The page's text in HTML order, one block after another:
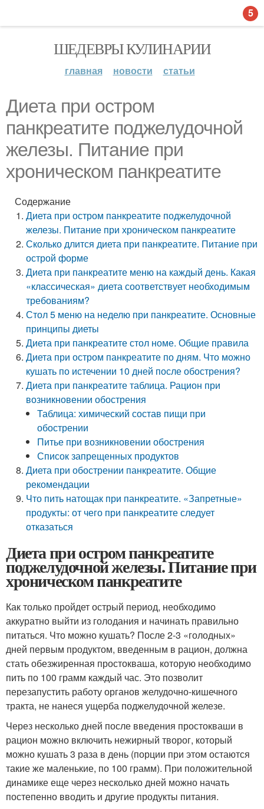
ШЕДЕВРЫ КУЛИНАРИИ
главная новости статьи
Диета при остром
панкреатите поджелудочной
железы. Питание при
хроническом панкреатите
Содержание
Диета при остром панкреатите поджелудочной
железы. Питание при хроническом панкреатите
Сколько длится диета при панкреатите. Питание при
острой форме
Диета при панкреатите меню на каждый день. Какая
«классическая» диета соответствует необходимым
требованиям?
Стол 5 меню на неделю при панкреатите. Основные
принципы диеты
Диета при панкреатите стол номе. Общие правила
Диета при остром панкреатите по дням. Что можно
кушать по истечении 10 дней после обострения?
Диета при панкреатите таблица. Рацион при
возникновении обострения
Таблица: химический состав пищи при
обострении
Питье при возникновении обострения
Список запрещенных продуктов
Диета при обострении панкреатите. Общие
рекомендации
Что пить натощак при панкреатите. «Запретные»
продукты: от чего при панкреатите следует
отказаться
Диета при остром панкреатите
поджелудочной железы. Питание при
хроническом панкреатите
Как только пройдет острый период, необходимо
аккуратно выйти из голодания и начинать правильно
питаться. Что можно кушать? После 2-3 «голодных»
дней первым продуктом, введенным в рацион, должна
стать обезжиренная простокваша, которую необходимо
пить по 100 грамм каждый час. Это позволит
перезапустить работу органов желудочно-кишечного
тракта, не нанеся ущерба поджелудочной железе.
Через несколько дней после введения простокваши в
рацион можно включить нежирный творог, который
можно кушать 3 раза в день (порции при этом остаются
такие же маленькие, по 100 грамм). При положительной
динамике еще через несколько дней можно начать
постепенно вводить и другие продукты питания.
5